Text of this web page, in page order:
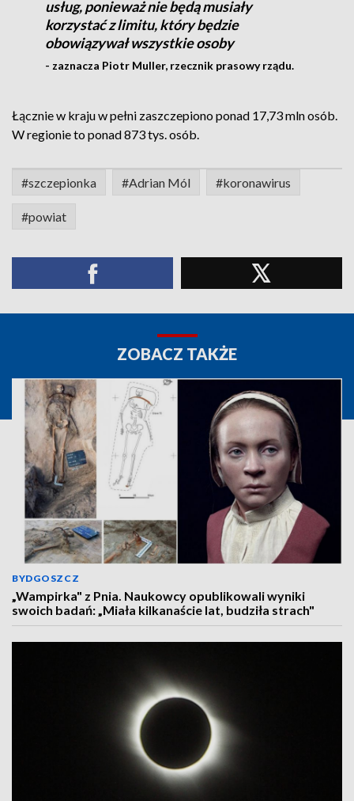
usług, ponieważ nie będą musiały
korzystać z limitu, który będzie
obowiązywał wszystkie osoby
- zaznacza Piotr Muller, rzecznik prasowy rządu.
Łącznie w kraju w pełni zaszczepiono ponad 17,73 mln osób.
W regionie to ponad 873 tys. osób.
#szczepionka #Adrian Mól #koronawirus
#powiat
ZOBACZ TAKŻE
BYDGOSZCZ
„Wampirka" z Pnia. Naukowcy opublikowali wyniki
swoich badań: „Miała kilkanaście lat, budziła strach"